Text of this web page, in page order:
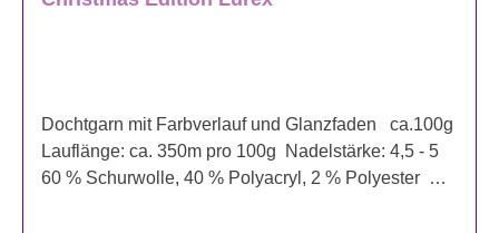
Dochtgarn mit Farbverlauf und Glanzfaden ca.100g
Lauflänge: ca. 350m pro 100g Nadelstärke: 4,5 - 5
60 % Schurwolle, 40 % Polyacryl, 2 % Polyester